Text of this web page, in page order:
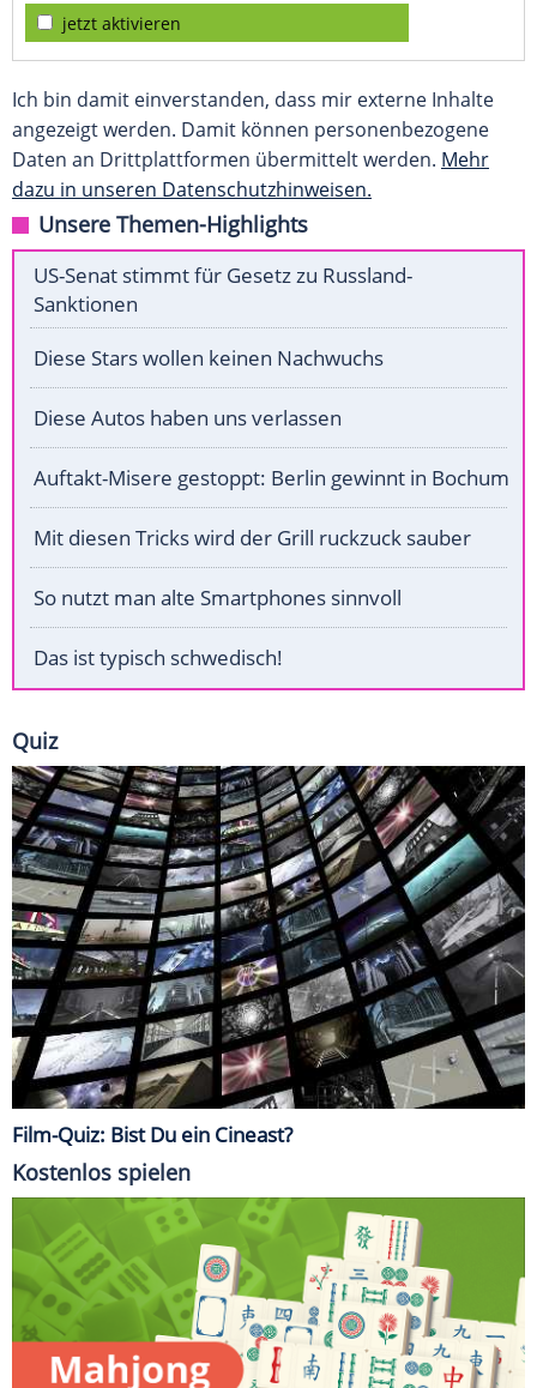
jetzt aktivieren
Ich bin damit einverstanden, dass mir externe Inhalte
angezeigt werden. Damit können personenbezogene
Daten an Drittplattformen übermittelt werden. Mehr
dazu in unseren Datenschutzhinweisen.
Unsere Themen-Highlights
US-Senat stimmt für Gesetz zu Russland-
Sanktionen
Diese Stars wollen keinen Nachwuchs
Diese Autos haben uns verlassen
Auftakt-Misere gestoppt: Berlin gewinnt in Bochum
Mit diesen Tricks wird der Grill ruckzuck sauber
So nutzt man alte Smartphones sinnvoll
Das ist typisch schwedisch!
Quiz
Film-Quiz: Bist Du ein Cineast?
Kostenlos spielen